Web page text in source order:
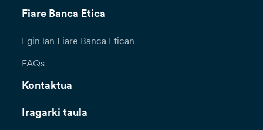
Fiare Banca Etica
Egin lan Fiare Banca Etican
FAQs
Kontaktua
Iragarki taula